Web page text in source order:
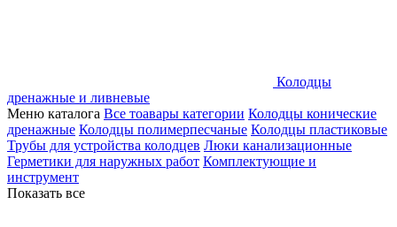
Колодцы
дренажные и ливневые
Меню каталога Все тоавары категории Колодцы конические
дренажные Колодцы полимерпесчаные Колодцы пластиковые
Трубы для устройства колодцев Люки канализационные
Герметики для наружных работ Комплектующие и
инструмент
Показать все